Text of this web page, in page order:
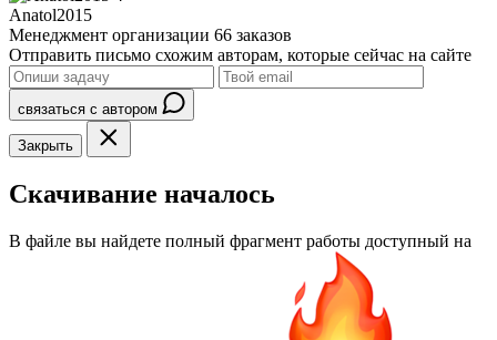
Anatol2015
Менеджмент организации 66 заказов
Отправить письмо схожим авторам, которые сейчас на сайте
связаться с автором
Закрыть
Скачивание началось
В файле вы найдете полный фрагмент работы доступный на